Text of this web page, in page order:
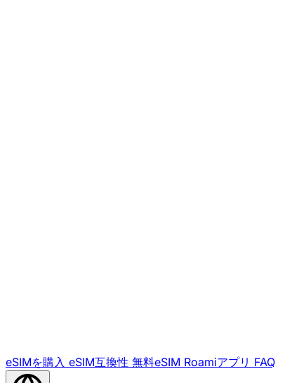
eSIMを購入 eSIM互換性 無料eSIM Roamiアプリ FAQ